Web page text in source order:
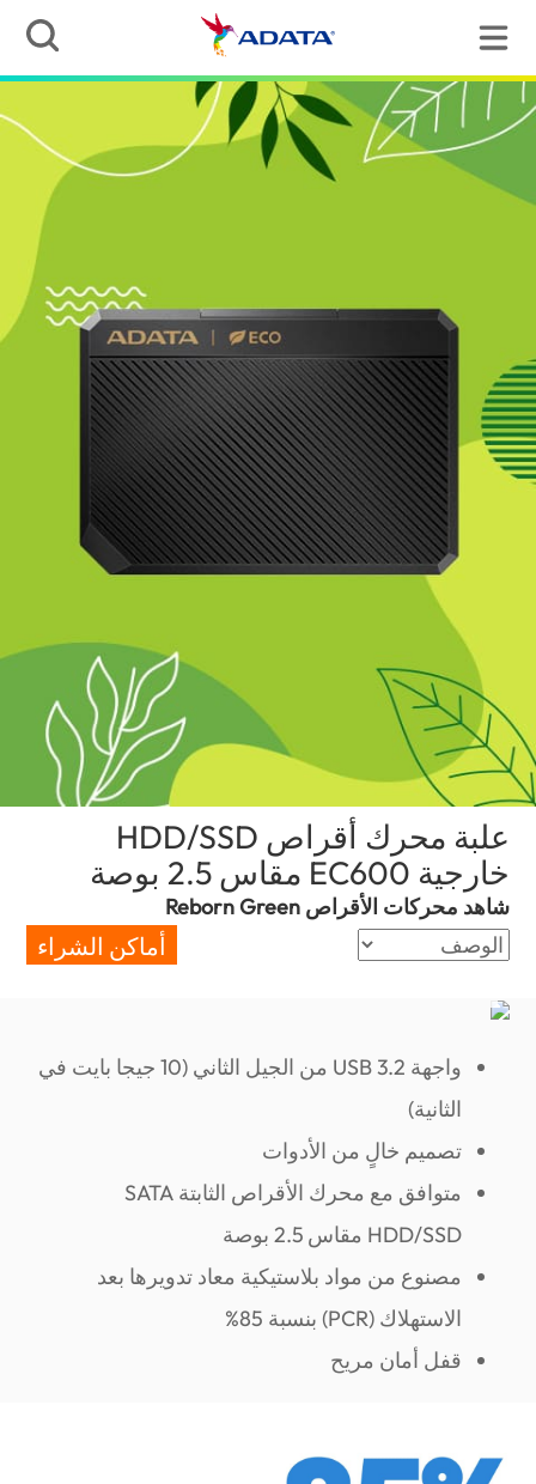
علبة محرك أقراص HDD/SSD
خارجية EC600 مقاس 2.5 بوصة
شاهد محركات الأقراص Reborn Green
أماكن الشراء
واجهة USB 3.2 من الجيل الثاني (10 جيجا بايت في
الثانية)
تصميم خالٍ من الأدوات
متوافق مع محرك الأقراص الثابتة SATA
HDD/SSD مقاس 2.5 بوصة
مصنوع من مواد بلاستيكية معاد تدويرها بعد
الاستهلاك (PCR) بنسبة 85%
قفل أمان مريح